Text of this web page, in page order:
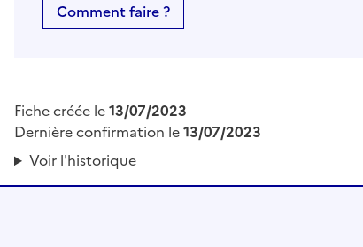
Comment faire ?
Fiche créée le13/07/2023
Dernière confirmation le13/07/2023
Voir l'historique